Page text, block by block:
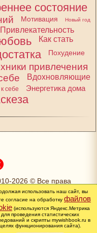
состояние
Мотивация Новый год
Привлекательность
Как стать
Похудение
привлечения
Вдохновляющие
себе
Энергетика дома
2026 © Все права
Книга Желаний
Изменимся вместе
персональных данных
использовать наш сайт, вы
согласие на обработку файлов
(используются Яндекс.Метрика
для проведения статистических
и скрипты mywishbook.ru в
целях функционирования сайта).